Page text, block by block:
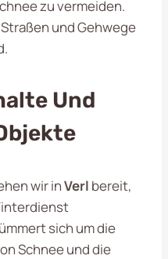
zu vermeiden.
und Gehwege
Und
wir inVerl bereit,
sich um die
Schnee und die